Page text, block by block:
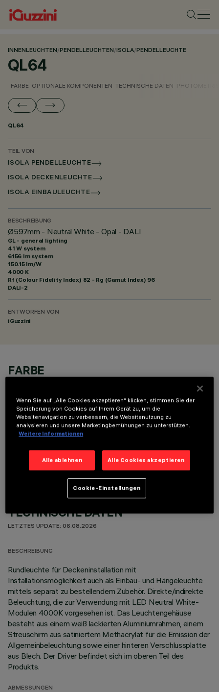
INNENLEUCHTEN/PENDELLEUCHTEN/ISOLA/PENDELLEUCHTE
QL64
FARBE OPTIONALE KOMPONENTEN TECHNISCHE DATEN
QL64
TEIL VON
ISOLA PENDELLEUCHTE
ISOLA DECKENLEUCHTE
ISOLA EINBAULEUCHTE
BESCHREIBUNG
Ø597mm - Neutral White - Opal - DALI
GL - general lighting
41 W system
6156 lm system
150.15 lm/W
4000 K
Rf (Colour Fidelity Index) 82 - Rg (Gamut Index) 96
DALI-2
ENTWORFEN VON
iGuzzini
FARBE
OPTIONALE KOMPONENTEN
TECHNISCHE DATEN
LETZTES UPDATE: 06.08.2026
BESCHREIBUNG
Rundleuchte für Deckeninstallation mit
Installationsmöglichkeit auch als Einbau- und Hängeleuchte
mittels separat zu bestellendem Zubehör. Direkte/indirekte
Beleuchtung, die zur Verwendung mit LED Neutral White-
Modulen 4000K vorgesehen ist. Das Leuchtengehäuse
besteht aus einem weiß lackierten Aluminiumrahmen, einem
Streuschirm aus satiniertem Methacrylat für die Emission der
Allgemeinbeleuchtung sowie einer hinteren Verschlussplatte
aus Blech. Der Driver befindet sich im oberen Teil des
Produkts.
ABMESSUNGEN
Wenn Sie auf „Alle Cookies akzeptieren“ klicken, stimmen Sie der
Speicherung von Cookies auf Ihrem Gerät zu, um die
Websitenavigation zu verbessern, die Websitenutzung zu
analysieren und unsere Marketingbemühungen zu unterstützen.
Weitere Informationen
Alle ablehnen Alle Cookies akzeptieren
Cookie-Einstellungen